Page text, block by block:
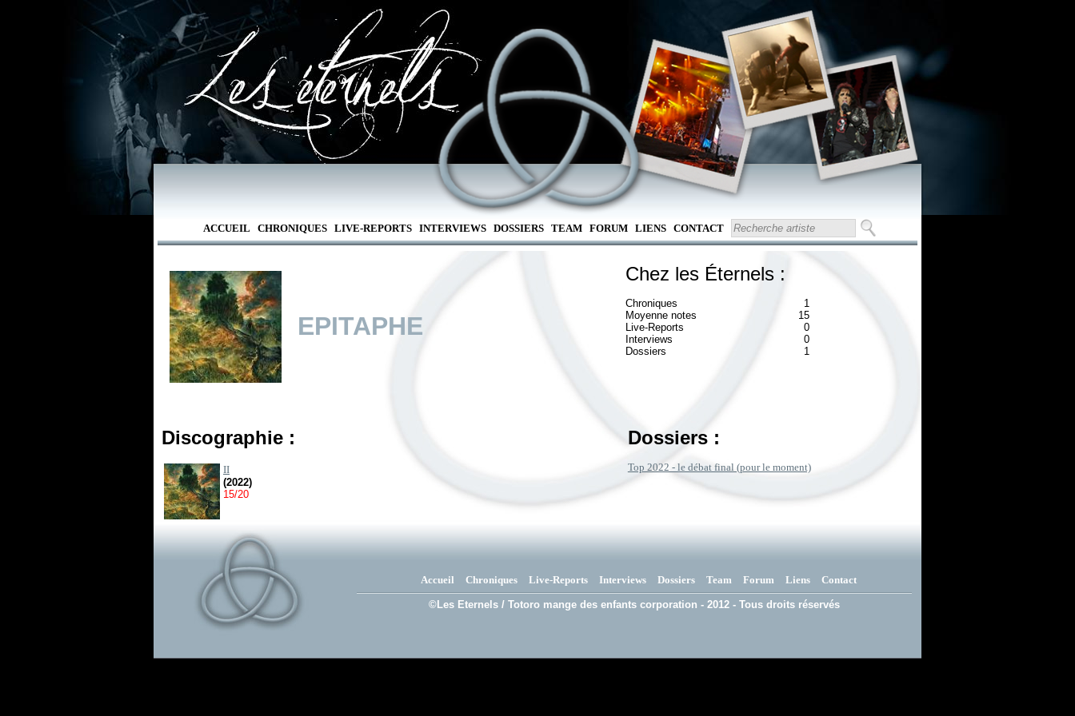
ACCUEIL CHRONIQUES LIVE-REPORTS INTERVIEWS DOSSIERS TEAM FORUM LIENS CONTACT
EPITAPHE
Chez les Éternels :
Chroniques
1
Moyenne notes
15
Live-Reports
0
Interviews
0
Dossiers
1
Discographie :
II
(2022)
15/20
Dossiers :
Top 2022 - le débat final (pour le moment)
Accueil Chroniques Live-Reports Interviews Dossiers Team Forum Liens Contact
©Les Eternels / Totoro mange des enfants corporation - 2012 - Tous droits réservés